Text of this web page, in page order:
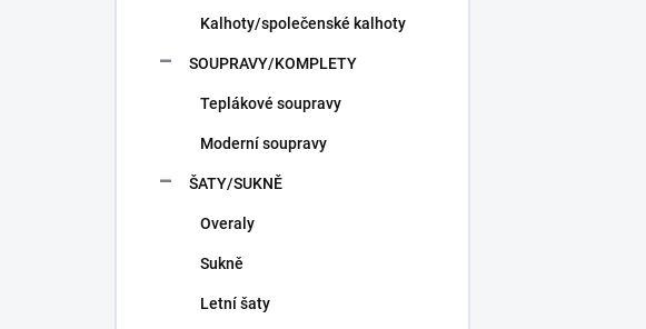
Kalhoty/společenské kalhoty
SOUPRAVY/KOMPLETY
Teplákové soupravy
Moderní soupravy
ŠATY/SUKNĚ
Overaly
Sukně
Letní šaty